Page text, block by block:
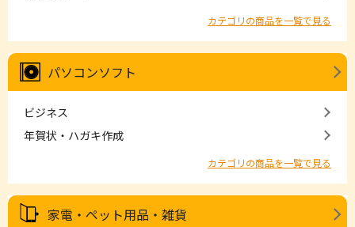
カテゴリの商品を一覧で見る
パソコンソフト
ビジネス
年賀状・ハガキ作成
カテゴリの商品を一覧で見る
家電・ペット用品・雑貨